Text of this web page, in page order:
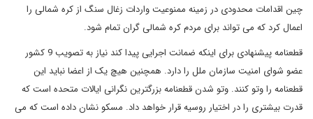
چین اقدامات محدودی در زمینه ممنوعیت واردات زغال سنگ از کره شمالی را
اعمال کرد که می تواند برای مردم کره شمالی گران تمام شود.
قطعنامه پیشنهادی برای اینکه ضمانت اجرایی پیدا کند نیاز به تصویب 9 کشور
عضو شوای امنیت سازمان ملل را دارد. همچنین هیچ یک از اعضا نباید این
قطعنامه را وتو کنند. وتو شدن قطعنامه بزرگترین نگرانی ایالات متحده است که
قدرت بیشتری را در اختیار روسیه قرار خواهد داد. مسکو نشان داده است که می